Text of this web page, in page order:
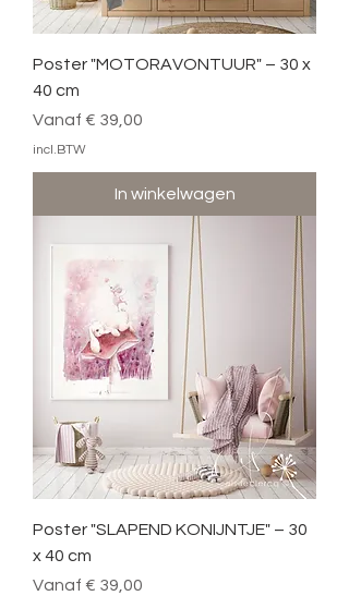
Poster "MOTORAVONTUUR" – 30 x
40 cm
Vanaf € 39,00
Verkoopprijs
incl.BTW
In winkelwagen
Poster "SLAPEND KONIJNTJE" – 30
x 40 cm
Vanaf € 39,00
Verkoopprijs